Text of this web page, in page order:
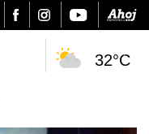
32°C